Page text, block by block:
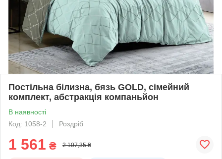
Постільна білизна, бязь GOLD, сімейний
комплект, абстракція компаньйон
В наявності
Код: 1058-2
Роздріб
1 561 ₴ 2 107,35 ₴